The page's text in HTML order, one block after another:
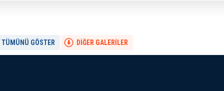
DİĞER GALERİLER
TÜMÜNÜ GÖSTER